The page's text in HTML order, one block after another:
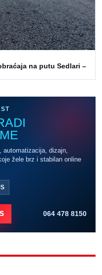
na putu Sedlari –
automatizacija, dizajn,
žele brz i stabilan online
064 478 8150